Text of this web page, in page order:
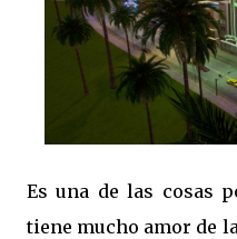
Es una de las cosas
tiene mucho amor de